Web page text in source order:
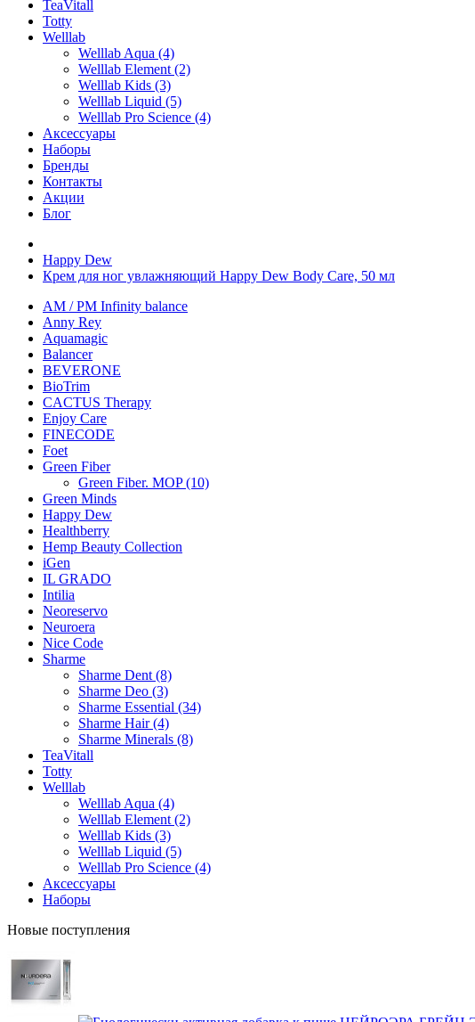
TeaVitall
Totty
Welllab
Welllab Aqua (4)
Welllab Element (2)
Welllab Kids (3)
Welllab Liquid (5)
Welllab Pro Science (4)
Аксессуары
Наборы
Бренды
Контакты
Акции
Блог
Happy Dew
Крем для ног увлажняющий Happy Dew Body Care, 50 мл
AM / PM Infinity balance
Anny Rey
Aquamagic
Balancer
BEVERONE
BioTrim
CACTUS Therapy
Enjoy Care
FINECODE
Foet
Green Fiber
Green Fiber. MOP (10)
Green Minds
Happy Dew
Healthberry
Hemp Beauty Collection
iGen
IL GRADO
Intilia
Neoreservo
Neuroera
Nice Code
Sharme
Sharme Dent (8)
Sharme Deo (3)
Sharme Essential (34)
Sharme Hair (4)
Sharme Minerals (8)
TeaVitall
Totty
Welllab
Welllab Aqua (4)
Welllab Element (2)
Welllab Kids (3)
Welllab Liquid (5)
Welllab Pro Science (4)
Аксессуары
Наборы
Новые поступления